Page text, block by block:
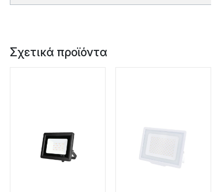
Σχετικά προϊόντα